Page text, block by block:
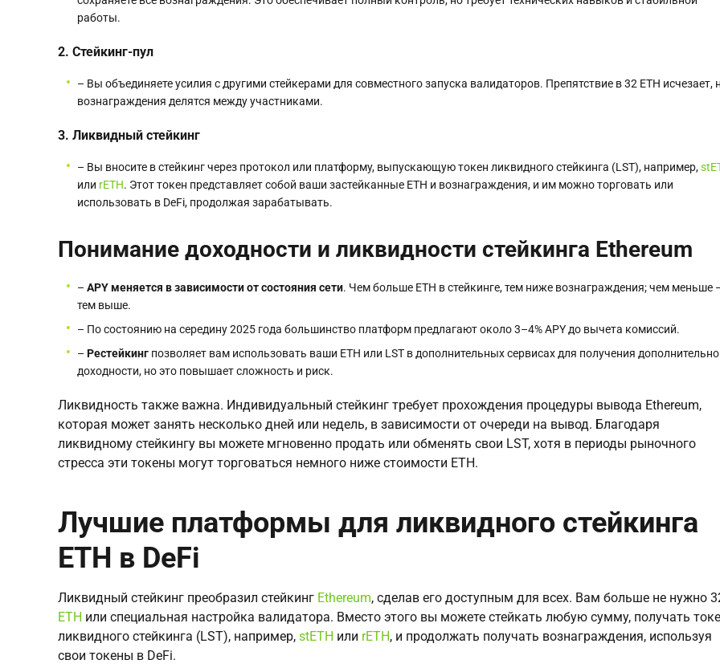
работы.
2. Стейкинг-пул
– Вы объединяете усилия с другими стейкерами для совместного запуска валидаторов. Препятствие в 32 ETH исчезает,
вознаграждения делятся между участниками.
3. Ликвидный стейкинг
– Вы вносите в стейкинг через протокол или платформу, выпускающую токен ликвидного стейкинга (LST), например,
или rETH. Этот токен представляет собой ваши застейканные ETH и вознаграждения, и им можно торговать или
использовать в DeFi, продолжая зарабатывать.
Понимание доходности и ликвидности стейкинга Ethereum
– APY меняется в зависимости от состояния сети. Чем больше ETH в стейкинге, тем ниже вознаграждения; чем меньше
тем выше.
– По состоянию на середину 2025 года большинство платформ предлагают около 3–4% APY до вычета комиссий.
– Рестейкинг позволяет вам использовать ваши ETH или LST в дополнительных сервисах для получения
доходности, но это повышает сложность и риск.
Ликвидность также важна. Индивидуальный стейкинг требует прохождения процедуры вывода Ethereum,
которая может занять несколько дней или недель, в зависимости от очереди на вывод. Благодаря
ликвидному стейкингу вы можете мгновенно продать или обменять свои LST, хотя в периоды рыночного
стресса эти токены могут торговаться немного ниже стоимости ETH.
Лучшие платформы для ликвидного стейкинга
ETH в DeFi
Ликвидный стейкинг преобразил стейкинг Ethereum, сделав его доступным для всех. Вам больше не нужно
ETH или специальная настройка валидатора. Вместо этого вы можете стейкать любую сумму, получать
ликвидного стейкинга (LST), например, stETH или rETH, и продолжать получать вознаграждения, используя
свои токены в DeFi.